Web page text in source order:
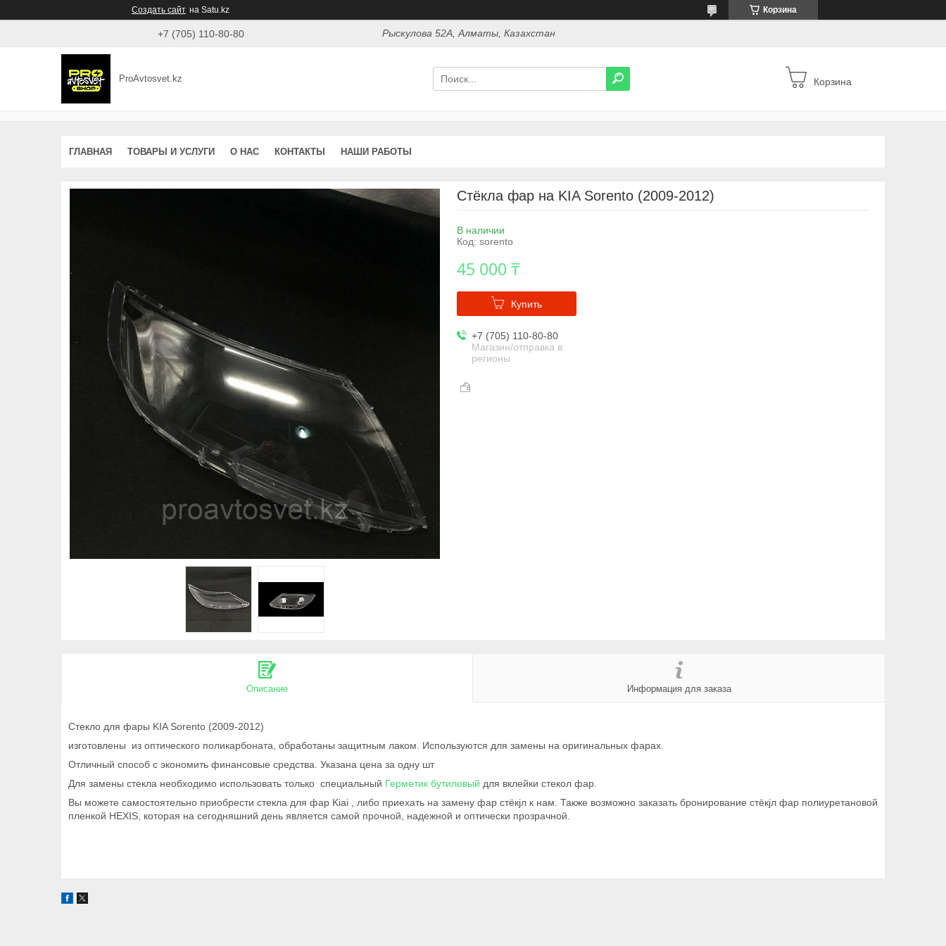
Создать сайт на Satu.kz Корзина
+7 (705) 110-80-80 Рыскулова 52А, Алматы, Казахстан
ProAvtosvet.kz Корзина
ГЛАВНАЯ ТОВАРЫ И УСЛУГИ О НАС КОНТАКТЫ НАШИ РАБОТЫ
Стёкла фар на KIA Sorento (2009-2012)
В наличии
Код: sorento
45 000 ₸
Купить
+7 (705) 110-80-80
Магазин/отправка в
регионы
Описание Информация для заказа
Стекло для фары KIA Sorento (2009-2012)
изготовлены из оптического поликарбоната, обработаны защитным лаком. Используются для замены на оригинальных фарах.
Отличный способ с экономить финансовые средства. Указана цена за одну шт
Для замены стекла необходимо использовать только специальный Герметик бутиловый для вклейки стекол фар.
Вы можете самостоятельно приобрести стекла для фар Kiai , либо приехать на замену фар стёкjл к нам. Также возможно заказать бронирование стёкjл фар полиуретановой
пленкой HEXIS, которая на сегодняшний день является самой прочной, надежной и оптически прозрачной.